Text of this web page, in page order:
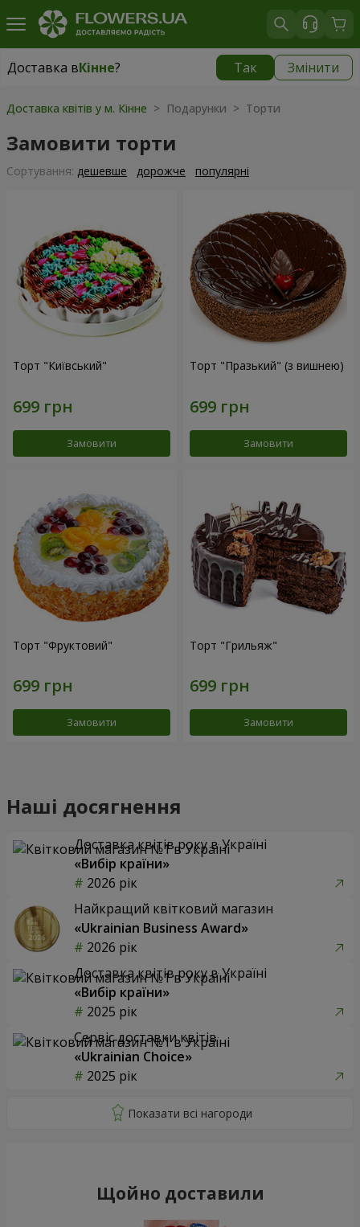
Доставка вКінне? Так Змінити
Доставка вКінне
Доставка квітів у м. Кінне > Подарунки > Торти
Замовити торти
Сортування: дешевше дорожче популярні
Торт "Київський"
Замовити
Торт "Празький" (з вишнею)
Замовити
Торт "Фруктовий"
Замовити
Торт "Грильяж"
Замовити
Наші досягнення
Доставка квітів року в Україні
«Вибір країни»
2026 рік
Найкращий квітковий магазин
«Ukrainian Business Award»
2026 рік
Доставка квітів року в Україні
«Вибір країни»
2025 рік
Сервіс доставки квітів
«Ukrainian Choice»
2025 рік
Щойно доставили